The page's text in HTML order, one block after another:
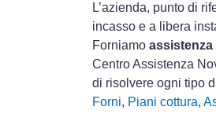
L’azienda, punto di
incasso e a libera
Forniamo
Centro Assistenza
di risolvere ogni tipo
Forni, Piani cottura,